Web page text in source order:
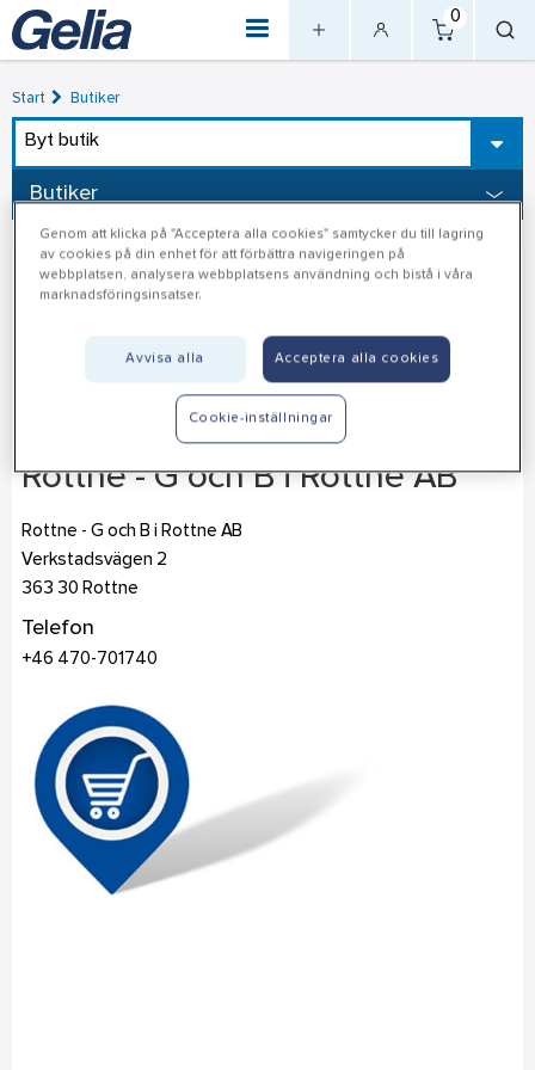
0
Start Butiker
Byt butik
Butiker
Rottne - G och B i Rottne AB
Rottne - G och B i Rottne AB
Verkstadsvägen 2
363 30 Rottne
Telefon
+46 470-701740
Genom att klicka på "Acceptera alla cookies" samtycker du till lagring
av cookies på din enhet för att förbättra navigeringen på
webbplatsen, analysera webbplatsens användning och bistå i våra
marknadsföringsinsatser.
Avvisa alla Acceptera alla cookies
Cookie-inställningar